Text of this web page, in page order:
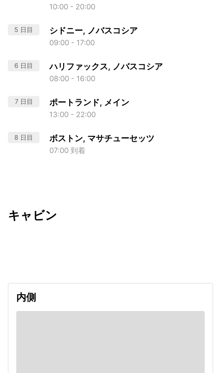
10:00 - 20:00
5 日目 シドニー, ノバスコシア
09:00 - 17:00
6 日目 ハリファックス, ノバスコシア
08:00 - 16:00
7 日目 ポートランド, メイン
13:00 - 22:00
8 日目 ボストン, マサチューセッツ
07:00 到着
キャビン
内側